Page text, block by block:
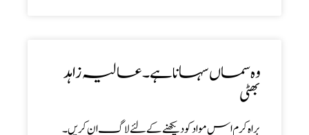
وہ سماں سہانا ہے ۔ عالیہ زاہد
بھٹی
براہ کرم اس مواد کو دیکھنے کے لئے لاگ ان کریں۔